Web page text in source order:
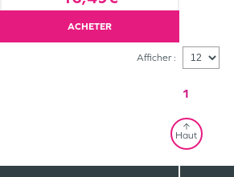
ACHETER
Afficher :
1
Haut